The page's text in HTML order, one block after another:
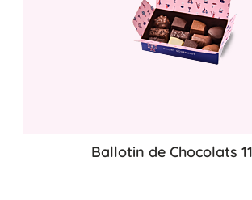
Ballotin de Chocolats